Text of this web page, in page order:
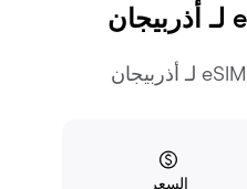
أذربيجان